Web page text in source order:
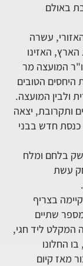
באולם
עשרה
האזינו
המועצה מר
הטובים
ולבין המועצה.
ותקרובת, יצאה
חדש בבני
בלחם ומלח
עשת
בצריף
שתיים
המקלט ליד חגי,
החלונו
מאז קיום